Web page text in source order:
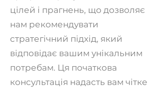
цілей і прагнень, що дозволяє
нам рекомендувати
стратегічний підхід, який
відповідає вашим унікальним
потребам. Ця початкова
консультація надасть вам чітке